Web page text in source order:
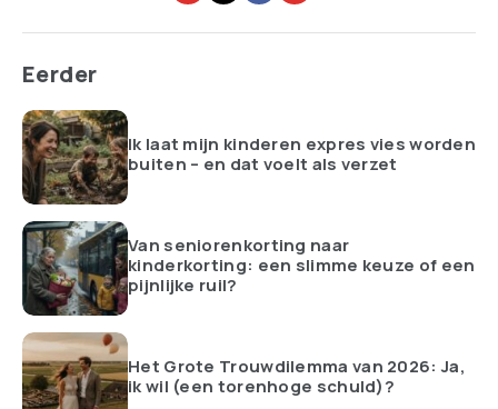
Eerder
Ik laat mijn kinderen expres vies worden
buiten – en dat voelt als verzet
Van seniorenkorting naar
kinderkorting: een slimme keuze of een
pijnlijke ruil?
Het Grote Trouwdilemma van 2026: Ja,
ik wil (een torenhoge schuld)?